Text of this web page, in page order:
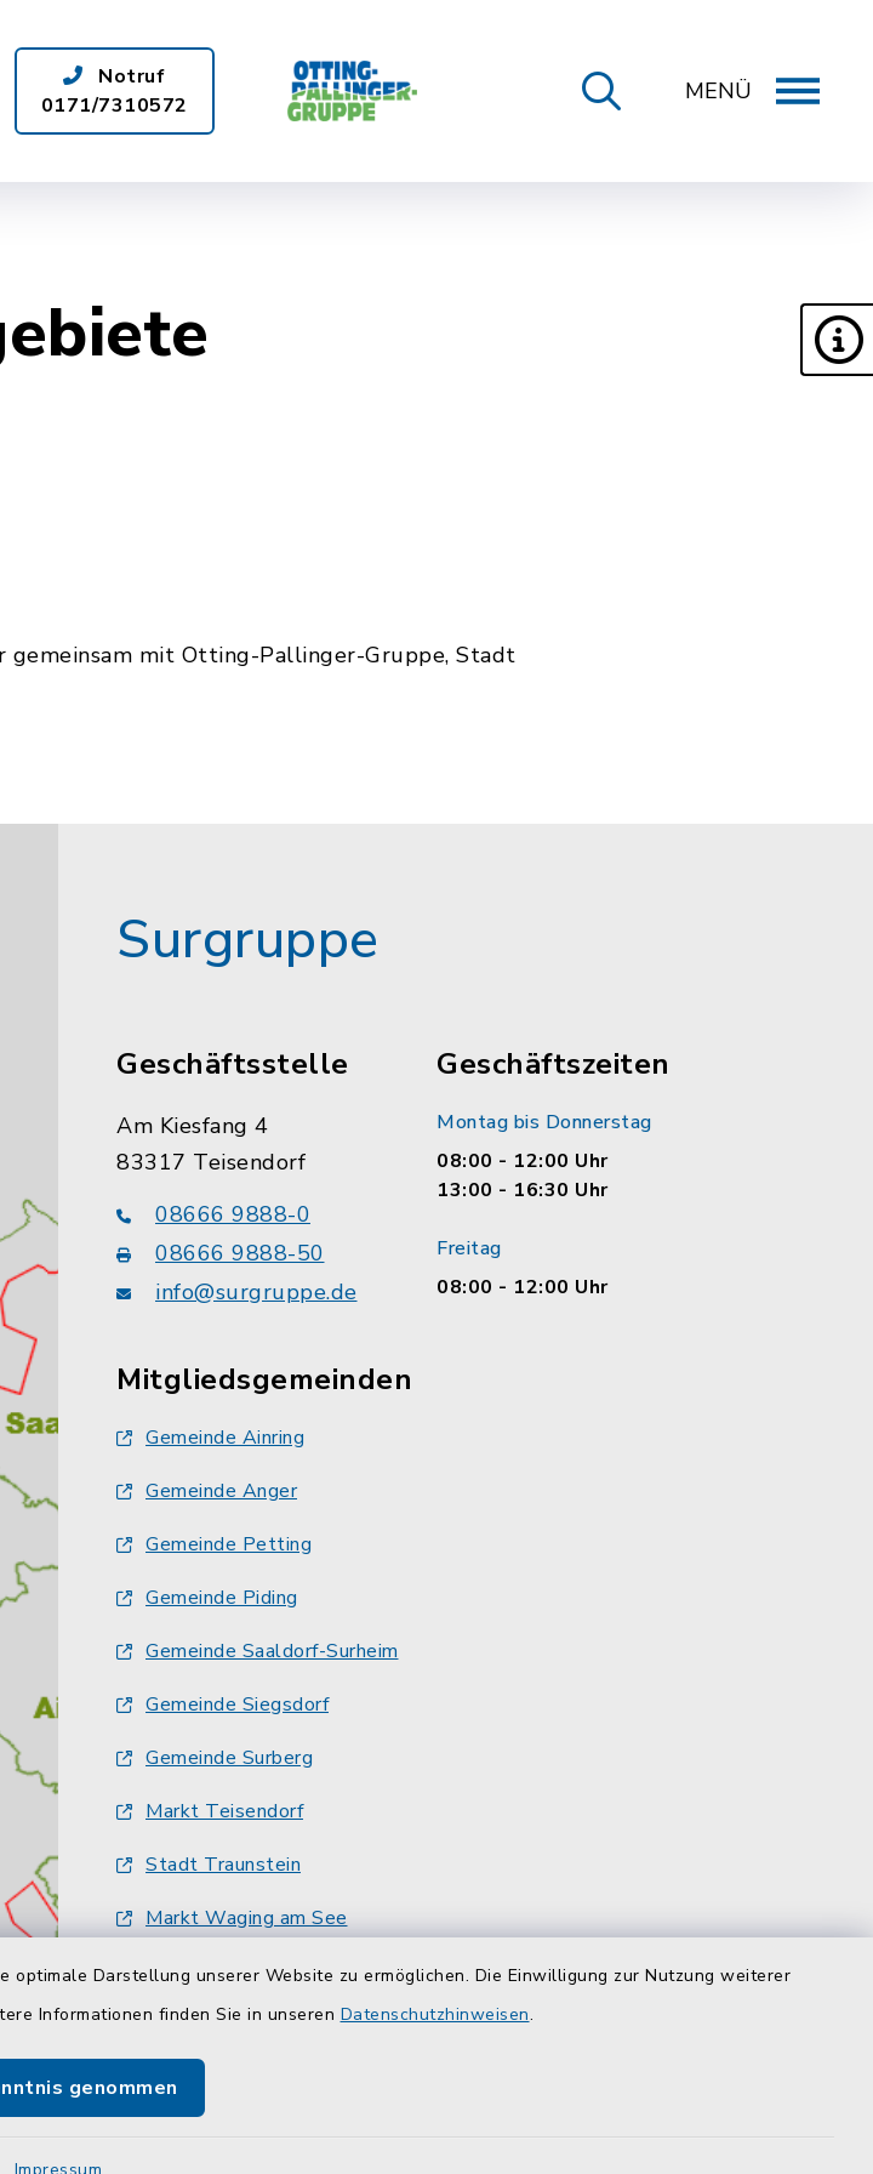
Darstellung unserer Website zu ermöglichen. Die Einwilligung zur Nutzung weiterer
Informationen finden Sie in unseren Datenschutzhinweisen.
genommen
Notruf
0171/7310572
MENÜ
gemeinsam mit Otting-Pallinger-Gruppe, Stadt
Surgruppe
Geschäftsstelle
Am Kiesfang 4
83317 Teisendorf
08666 9888-0
08666 9888-50
info@surgruppe.de
Geschäftszeiten
Montag bis Donnerstag
08:00 - 12:00 Uhr
13:00 - 16:30 Uhr
Freitag
08:00 - 12:00 Uhr
Mitgliedsgemeinden
Gemeinde Ainring
Gemeinde Anger
Gemeinde Petting
Gemeinde Piding
Gemeinde Saaldorf-Surheim
Gemeinde Siegsdorf
Gemeinde Surberg
Markt Teisendorf
Stadt Traunstein
Markt Waging am See
Gemeinde Wonneberg
Kontakt